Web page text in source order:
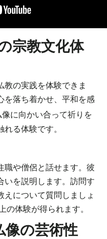
宗教文化体
の実践を体験できま
を落ち着かせ、平和を感
像に向かい合って祈りを
る体験です。
職や僧侶と話せます。彼
いを説明します。訪問す
えについて質問しましょ
の体験が得られます。
像の芸術性